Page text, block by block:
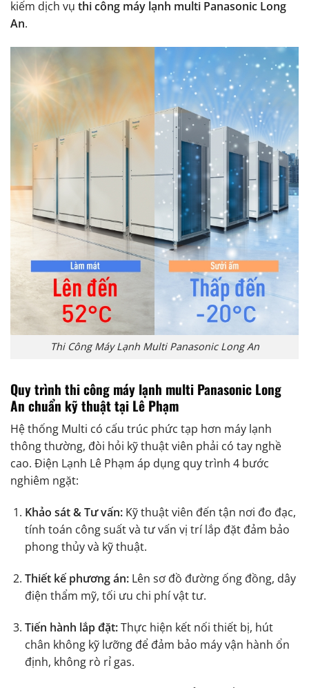
kiếm dịch vụ thi công máy lạnh multi Panasonic Long
An.
Thi Công Máy Lạnh Multi Panasonic Long An
Quy trình thi công máy lạnh multi Panasonic Long
An chuẩn kỹ thuật tại Lê Phạm
Hệ thống Multi có cấu trúc phức tạp hơn máy lạnh
thông thường, đòi hỏi kỹ thuật viên phải có tay nghề
cao. Điện Lạnh Lê Phạm áp dụng quy trình 4 bước
nghiêm ngặt:
Khảo sát & Tư vấn:Kỹ thuật viên đến tận nơi đo đạc,
tính toán công suất và tư vấn vị trí lắp đặt đảm bảo
phong thủy và kỹ thuật.
Thiết kế phương án:Lên sơ đồ đường ống đồng, dây
điện thẩm mỹ, tối ưu chi phí vật tư.
Tiến hành lắp đặt:Thực hiện kết nối thiết bị, hút
chân không kỹ lưỡng để đảm bảo máy vận hành ổn
định, không rò rỉ gas.